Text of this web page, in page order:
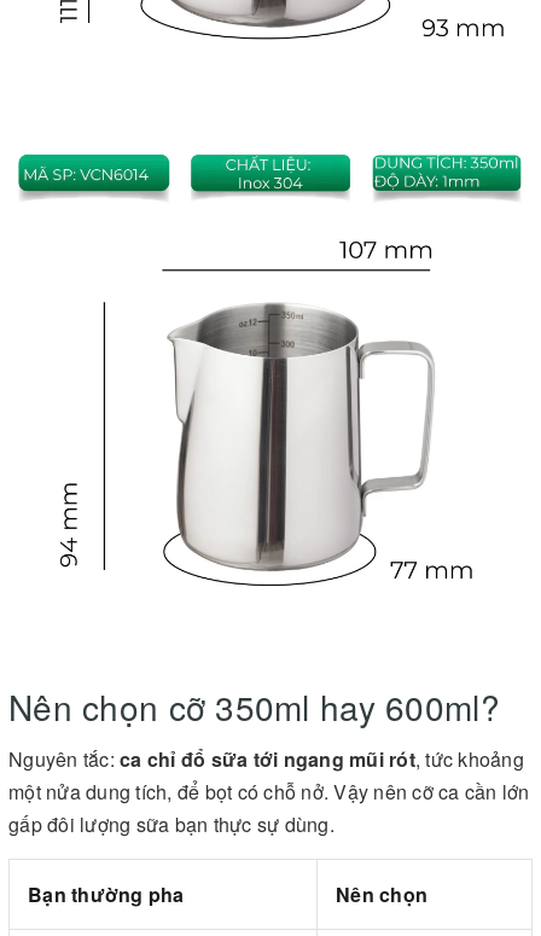
Nên chọn cỡ 350ml hay 600ml?
Nguyên tắc: ca chỉ đổ sữa tới ngang mũi rót, tức khoảng
một nửa dung tích, để bọt có chỗ nở. Vậy nên cỡ ca cần lớn
gấp đôi lượng sữa bạn thực sự dùng.
Bạn thường pha Nên chọn